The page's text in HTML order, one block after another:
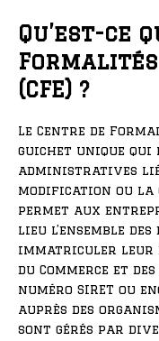
Qu’est-ce
(CFE) ?
Le Centre de
guichet unique
administratives
modification ou la
permet aux
lieu l’ensemble
immatriculer leur
du Commerce et
numéro SIRET ou
auprès des
sont gérés par